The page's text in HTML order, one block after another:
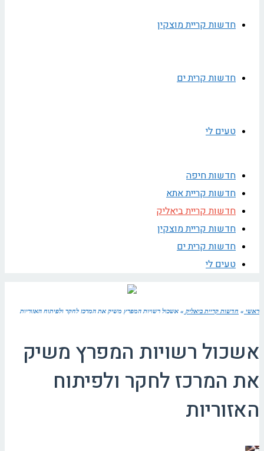
חדשות קריית מוצקין
חדשות קרית ים
טעים לי
חדשות חיפה
חדשות קריית אתא
חדשות קריית ביאליק
חדשות קריית מוצקין
חדשות קרית ים
טעים לי
ראשי » חדשות קריית ביאליק » אשכול רשויות המפרץ משיק את המרכז לחקר ולפיתוח האזוריות
אשכול רשויות המפרץ משיק
את המרכז לחקר ולפיתוח
האזוריות